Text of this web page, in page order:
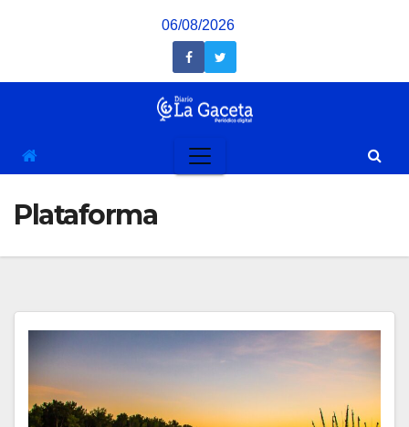
06/08/2026
Plataforma